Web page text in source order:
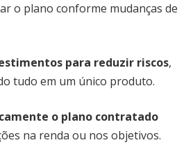
o plano conforme mudanças de
para reduzir riscos,
tudo em um único produto.
o plano contratado
na renda ou nos objetivos.